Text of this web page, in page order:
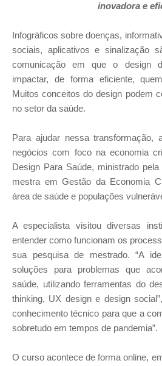
inovadora e
Infográficos sobre doenças,
sociais, aplicativos e sinalização
comunicação em que o design
impactar, de forma eficiente,
Muitos conceitos do design podem
no setor da saúde.
Para ajudar nessa transformação,
negócios com foco na economia
Design Para Saúde, ministrado
mestra em Gestão da Economia
área de saúde e populações
A especialista visitou diversas
entender como funcionam os
sua pesquisa de mestrado. “A
soluções para problemas que
saúde, utilizando ferramentas do
thinking, UX design e design
conhecimento técnico para que a
sobretudo em tempos de pandemia”.
O curso acontece de forma online,